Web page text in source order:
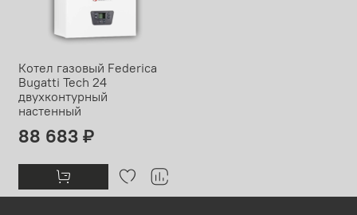
Котел газовый Federica
Bugatti Tech 24
двухконтурный
настенный
88 683 ₽